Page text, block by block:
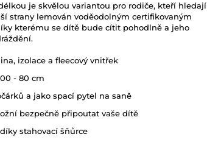
je skvělou variantou pro rodiče, kteří hledají
strany lemován voděodolným certifikovaným
kterému se dítě bude cítit pohodlně a jeho
izolace a fleecový vnitřek
- 80 cm
a jako spací pytel na saně
bezpečně připoutat vaše dítě
stahovací šňůrce